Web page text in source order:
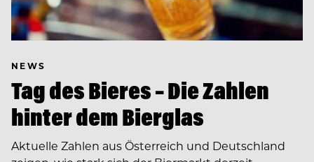
NEWS
Tag des Bieres – Die Zahlen
hinter dem Bierglas
Aktuelle Zahlen aus Österreich und Deutschland